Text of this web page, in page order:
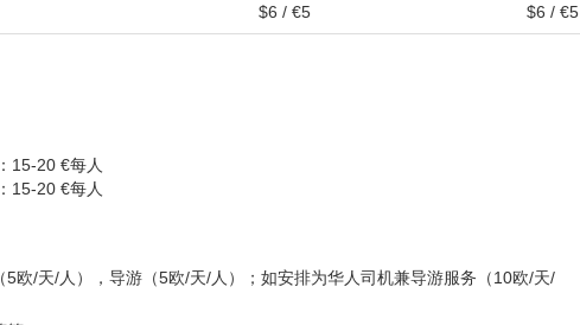
$6 / €5 $6 / €5
15-20 €每人
15-20 €每人
欧/天/人），导游（5欧/天/人）；如安排为华人司机兼导游服务（10欧/天/